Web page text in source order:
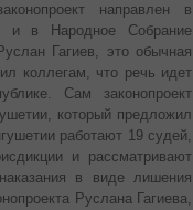
направлен в
и в Народное Собрание
Гагиев, это обычная
коллегам, что речь идет
Сам законопроект
который предложил
работают 19 судей,
и рассматривают
в виде лишения
Руслана Гагиева,